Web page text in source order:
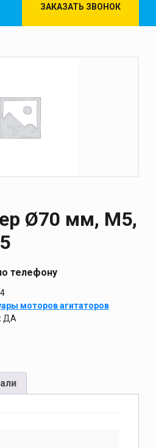
ЗАКАЗАТЬ ЗВОНОК
Ø70 мм, M5,
телефону
моторов агитаторов
ДА